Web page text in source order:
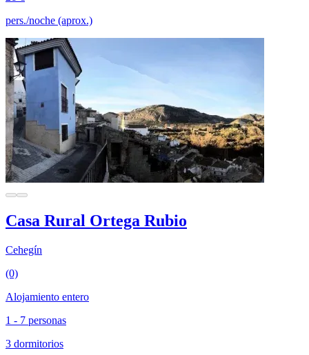
pers./noche (aprox.)
Casa Rural Ortega Rubio
Cehegín
(0)
Alojamiento entero
1 - 7 personas
3 dormitorios